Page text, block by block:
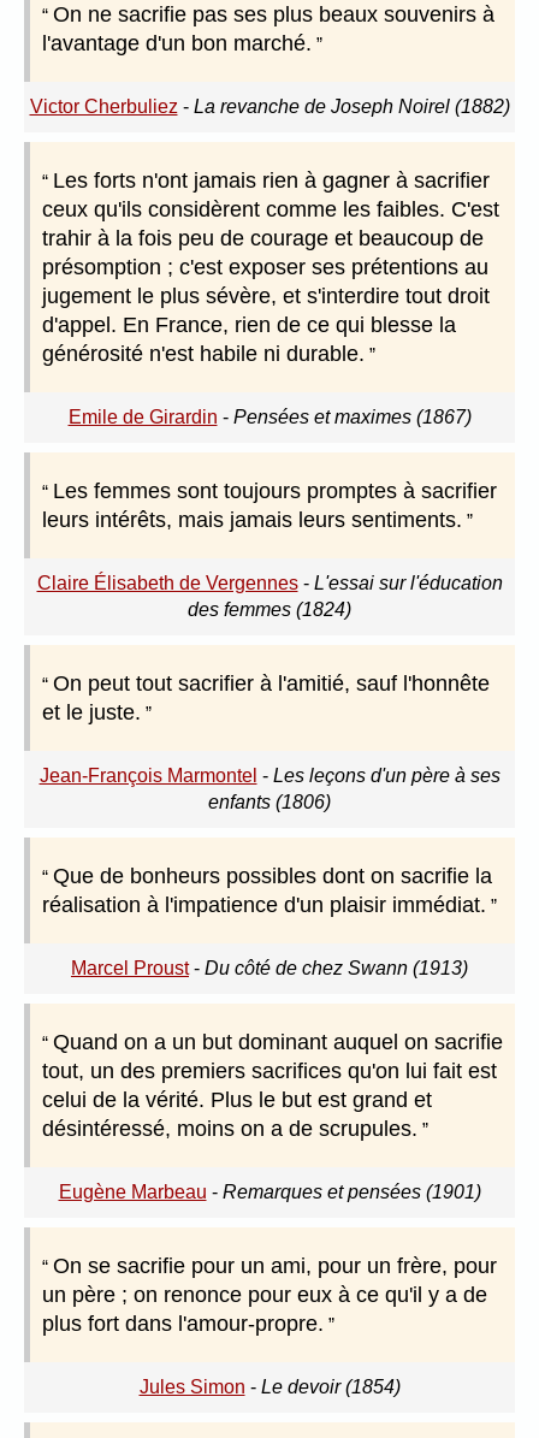
On ne sacrifie pas ses plus beaux souvenirs à
l'avantage d'un bon marché.
Victor Cherbuliez - La revanche de Joseph Noirel (1882)
Les forts n'ont jamais rien à gagner à sacrifier
ceux qu'ils considèrent comme les faibles. C'est
trahir à la fois peu de courage et beaucoup de
présomption ; c'est exposer ses prétentions au
jugement le plus sévère, et s'interdire tout droit
d'appel. En France, rien de ce qui blesse la
générosité n'est habile ni durable.
Emile de Girardin - Pensées et maximes (1867)
Les femmes sont toujours promptes à sacrifier
leurs intérêts, mais jamais leurs sentiments.
Claire Élisabeth de Vergennes- L'essai sur l'éducation
des femmes (1824)
On peut tout sacrifier à l'amitié, sauf l'honnête
et le juste.
Jean-François Marmontel - Les leçons d'un père à ses
enfants (1806)
Que de bonheurs possibles dont on sacrifie la
réalisation à l'impatience d'un plaisir immédiat.
Marcel Proust- Du côté de chez Swann (1913)
Quand on a un but dominant auquel on sacrifie
tout, un des premiers sacrifices qu'on lui fait est
celui de la vérité. Plus le but est grand et
désintéressé, moins on a de scrupules.
Eugène Marbeau - Remarques et pensées (1901)
On se sacrifie pour un ami, pour un frère, pour
un père ; on renonce pour eux à ce qu'il y a de
plus fort dans l'amour-propre.
Jules Simon - Le devoir (1854)